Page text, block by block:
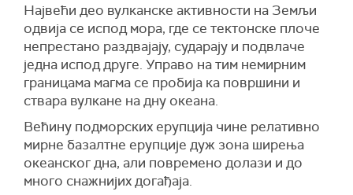
Највећи део вулканске активности на Земљи
одвија се испод мора, где се тектонске плоче
непрестано раздвајају, сударају и подвлаче
једна испод друге. Управо на тим немирним
границама магма се пробија ка површини и
ствара вулкане на дну океана.
Већину подморских ерупција чине релативно
мирне базалтне ерупције дуж зона ширења
океанског дна, али повремено долази и до
много снажнијих догађаја.